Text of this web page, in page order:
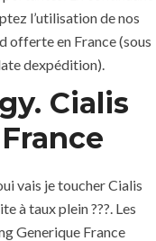
l’utilisation de nos
offerte en France (sous
dexpédition).
Cialis
vais je toucher Cialis
à taux plein ???. Les
Generique France